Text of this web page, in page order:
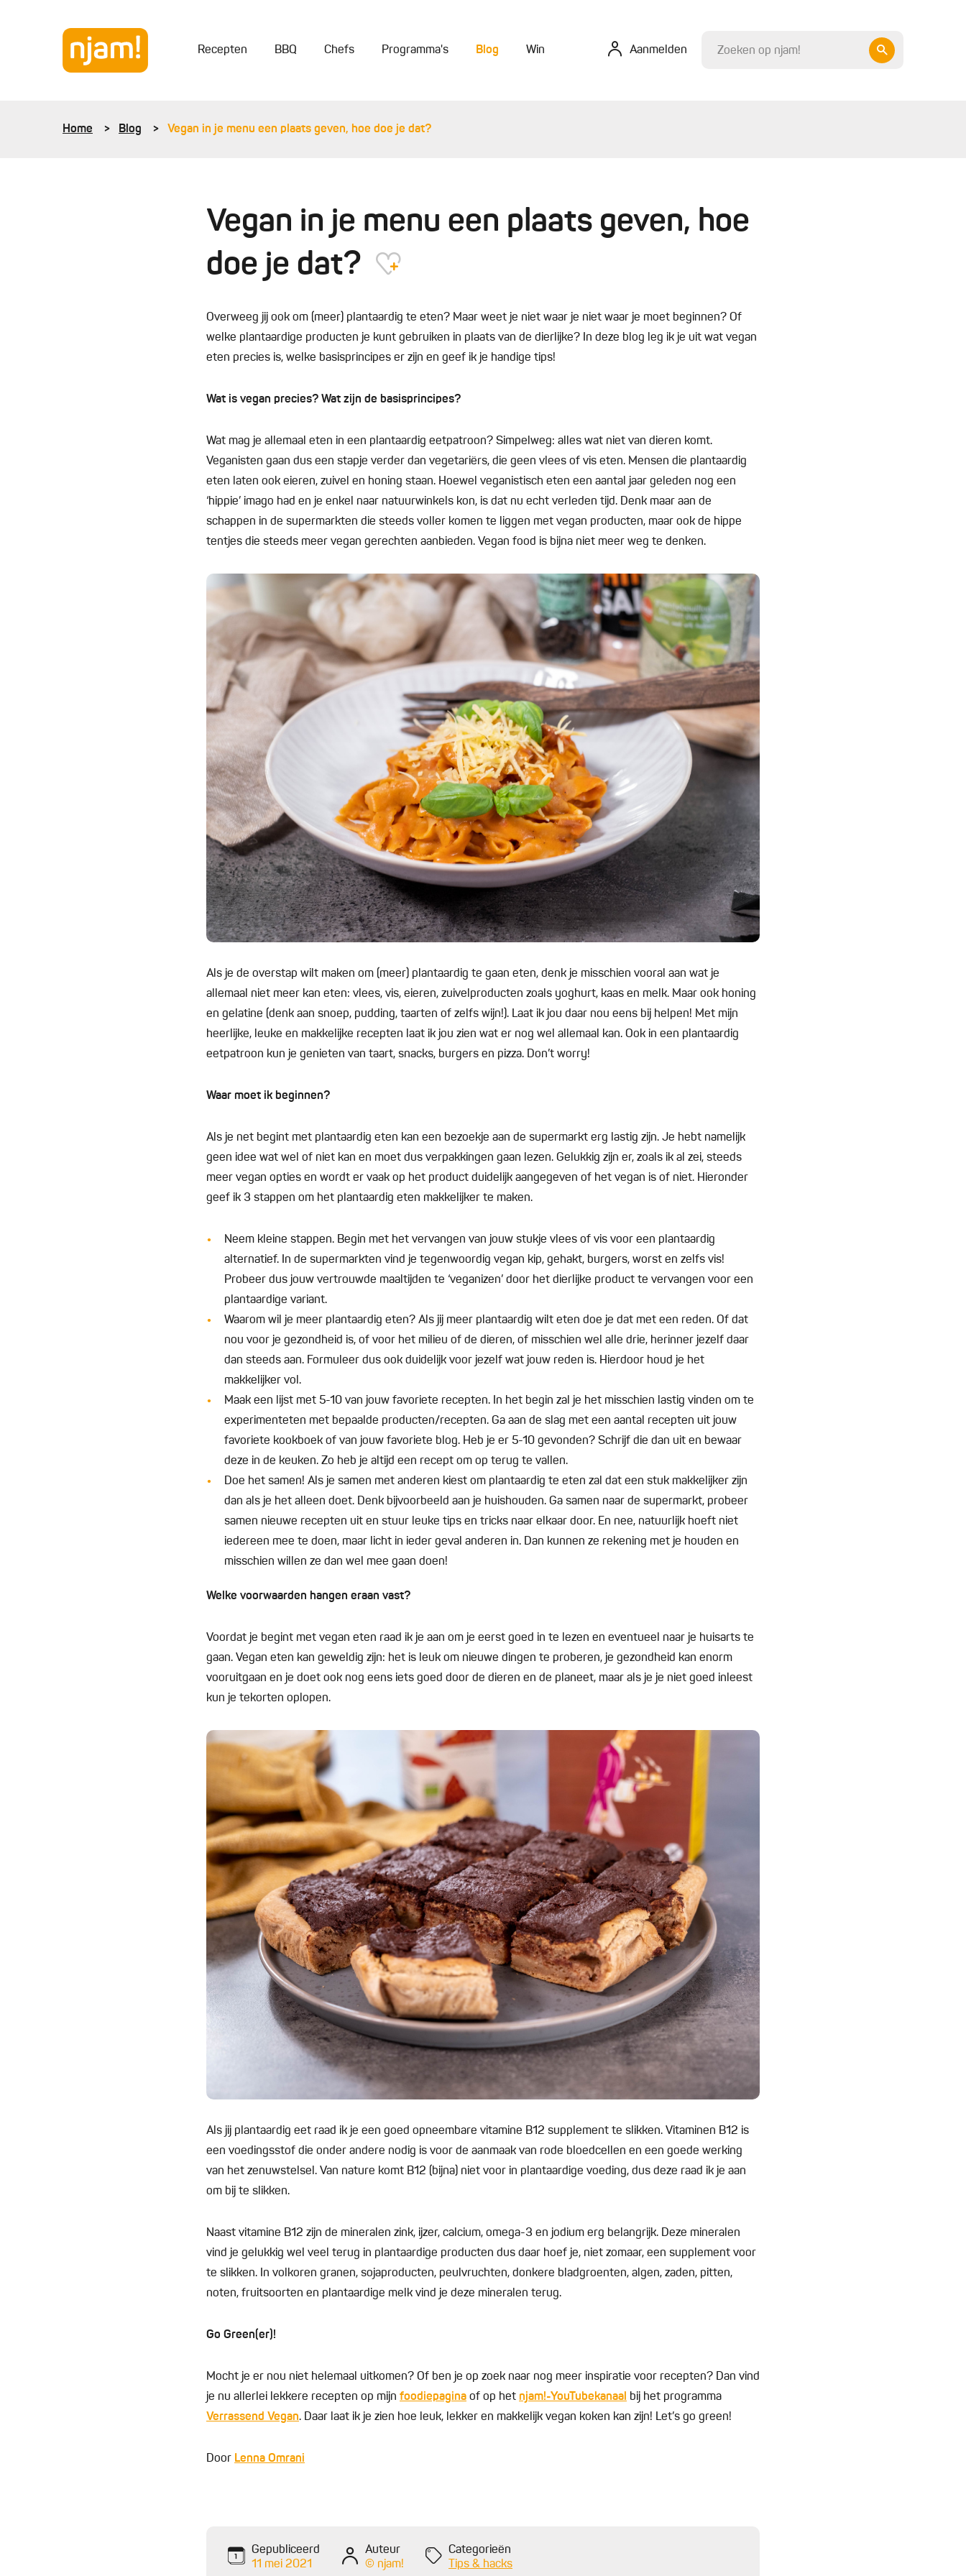
Recepten BBQ Chefs Programma's Blog Win Aanmelden
Home Blog Vegan in je menu een plaats geven, hoe doe je dat?
Vegan in je menu een plaats geven, hoe
doe je dat?
Overweeg jij ook om (meer) plantaardig te eten? Maar weet je niet waar je niet waar je moet beginnen? Of
welke plantaardige producten je kunt gebruiken in plaats van de dierlijke? In deze blog leg ik je uit wat vegan
eten precies is, welke basisprincipes er zijn en geef ik je handige tips!
Wat is vegan precies? Wat zijn de basisprincipes?
Wat mag je allemaal eten in een plantaardig eetpatroon? Simpelweg: alles wat niet van dieren komt.
Veganisten gaan dus een stapje verder dan vegetariërs, die geen vlees of vis eten. Mensen die plantaardig
eten laten ook eieren, zuivel en honing staan. Hoewel veganistisch eten een aantal jaar geleden nog een
‘hippie’ imago had en je enkel naar natuurwinkels kon, is dat nu echt verleden tijd. Denk maar aan de
schappen in de supermarkten die steeds voller komen te liggen met vegan producten, maar ook de hippe
tentjes die steeds meer vegan gerechten aanbieden. Vegan food is bijna niet meer weg te denken.
Als je de overstap wilt maken om (meer) plantaardig te gaan eten, denk je misschien vooral aan wat je
allemaal niet meer kan eten: vlees, vis, eieren, zuivelproducten zoals yoghurt, kaas en melk. Maar ook honing
en gelatine (denk aan snoep, pudding, taarten of zelfs wijn!). Laat ik jou daar nou eens bij helpen! Met mijn
heerlijke, leuke en makkelijke recepten laat ik jou zien wat er nog wel allemaal kan. Ook in een plantaardig
eetpatroon kun je genieten van taart, snacks, burgers en pizza. Don’t worry!
Waar moet ik beginnen?
Als je net begint met plantaardig eten kan een bezoekje aan de supermarkt erg lastig zijn. Je hebt namelijk
geen idee wat wel of niet kan en moet dus verpakkingen gaan lezen. Gelukkig zijn er, zoals ik al zei, steeds
meer vegan opties en wordt er vaak op het product duidelijk aangegeven of het vegan is of niet. Hieronder
geef ik 3 stappen om het plantaardig eten makkelijker te maken.
Neem kleine stappen. Begin met het vervangen van jouw stukje vlees of vis voor een plantaardig
alternatief. In de supermarkten vind je tegenwoordig vegan kip, gehakt, burgers, worst en zelfs vis!
Probeer dus jouw vertrouwde maaltijden te ‘veganizen’ door het dierlijke product te vervangen voor een
plantaardige variant.
Waarom wil je meer plantaardig eten? Als jij meer plantaardig wilt eten doe je dat met een reden. Of dat
nou voor je gezondheid is, of voor het milieu of de dieren, of misschien wel alle drie, herinner jezelf daar
dan steeds aan. Formuleer dus ook duidelijk voor jezelf wat jouw reden is. Hierdoor houd je het
makkelijker vol.
Maak een lijst met 5-10 van jouw favoriete recepten. In het begin zal je het misschien lastig vinden om te
experimenteten met bepaalde producten/recepten. Ga aan de slag met een aantal recepten uit jouw
favoriete kookboek of van jouw favoriete blog. Heb je er 5-10 gevonden? Schrijf die dan uit en bewaar
deze in de keuken. Zo heb je altijd een recept om op terug te vallen.
Doe het samen! Als je samen met anderen kiest om plantaardig te eten zal dat een stuk makkelijker zijn
dan als je het alleen doet. Denk bijvoorbeeld aan je huishouden. Ga samen naar de supermarkt, probeer
samen nieuwe recepten uit en stuur leuke tips en tricks naar elkaar door. En nee, natuurlijk hoeft niet
iedereen mee te doen, maar licht in ieder geval anderen in. Dan kunnen ze rekening met je houden en
misschien willen ze dan wel mee gaan doen!
Welke voorwaarden hangen eraan vast?
Voordat je begint met vegan eten raad ik je aan om je eerst goed in te lezen en eventueel naar je huisarts te
gaan. Vegan eten kan geweldig zijn: het is leuk om nieuwe dingen te proberen, je gezondheid kan enorm
vooruitgaan en je doet ook nog eens iets goed door de dieren en de planeet, maar als je je niet goed inleest
kun je tekorten oplopen.
Als jij plantaardig eet raad ik je een goed opneembare vitamine B12 supplement te slikken. Vitaminen B12 is
een voedingsstof die onder andere nodig is voor de aanmaak van rode bloedcellen en een goede werking
van het zenuwstelsel. Van nature komt B12 (bijna) niet voor in plantaardige voeding, dus deze raad ik je aan
om bij te slikken.
Naast vitamine B12 zijn de mineralen zink, ijzer, calcium, omega-3 en jodium erg belangrijk. Deze mineralen
vind je gelukkig wel veel terug in plantaardige producten dus daar hoef je, niet zomaar, een supplement voor
te slikken. In volkoren granen, sojaproducten, peulvruchten, donkere bladgroenten, algen, zaden, pitten,
noten, fruitsoorten en plantaardige melk vind je deze mineralen terug.
Go Green(er)!
Mocht je er nou niet helemaal uitkomen? Of ben je op zoek naar nog meer inspiratie voor recepten? Dan vind
je nu allerlei lekkere recepten op mijn foodiepagina of op het njam!-YouTubekanaal bij het programma
Verrassend Vegan. Daar laat ik je zien hoe leuk, lekker en makkelijk vegan koken kan zijn! Let’s go green!
Door Lenna Omrani
Gepubliceerd
11 mei 2021
Auteur
© njam!
Categorieën
Tips & hacks